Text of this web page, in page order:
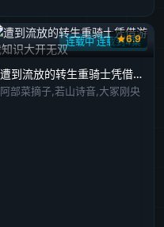
连载中 连载到4集
6.9
遭到流放的转生重骑士凭借游戏知识大开无双
阿部菜摘子,若山诗音,大冢刚央